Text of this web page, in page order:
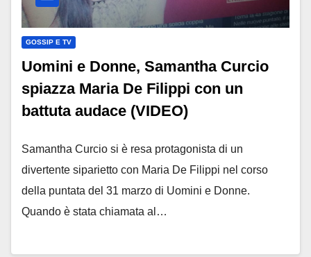
GOSSIP E TV
Uomini e Donne, Samantha Curcio
spiazza Maria De Filippi con un
battuta audace (VIDEO)
Samantha Curcio si è resa protagonista di un
divertente siparietto con Maria De Filippi nel corso
della puntata del 31 marzo di Uomini e Donne.
Quando è stata chiamata al…